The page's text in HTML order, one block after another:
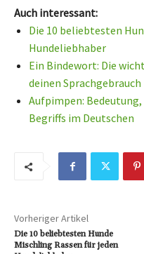
Auch interessant:
Die 10 beliebtesten
Hundeliebhaber
Ein Bindewort: Die
deinen Sprachgebrauch
Aufpimpen:
Begriffs im Deutschen
Vorheriger Artikel
Die 10 beliebtesten Hunde
Mischling Rassen für jeden